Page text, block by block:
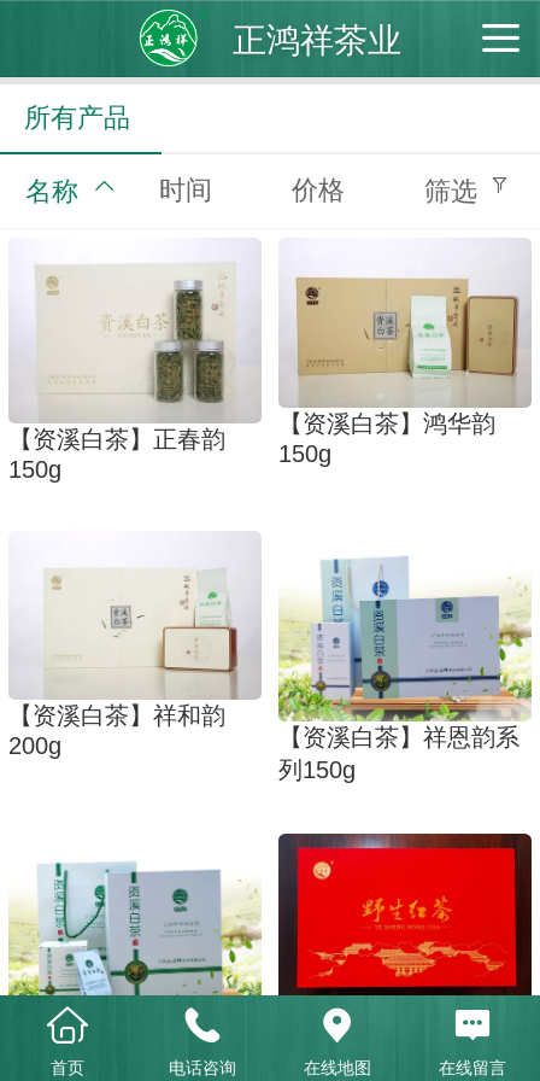
正鸿祥茶业
所有产品
名称 时间 价格 筛选
【资溪白茶】正春韵
150g
【资溪白茶】鸿华韵
150g
【资溪白茶】祥和韵
200g
【资溪白茶】祥恩韵系
列150g
【资溪白茶】祥恩韵系
列96克
【野生红茶】祥恩韵
首页 电话咨询 在线地图 在线留言